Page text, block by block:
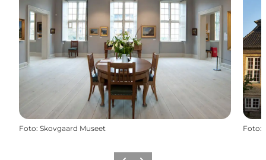
Foto: Skovgaard Museet Foto: